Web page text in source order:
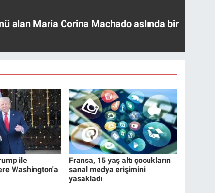
alan Maria Corina Machado aslında bir
ile
Washington'a
Fransa, 15 yaş altı çocukların
sanal medya erişimini
yasakladı